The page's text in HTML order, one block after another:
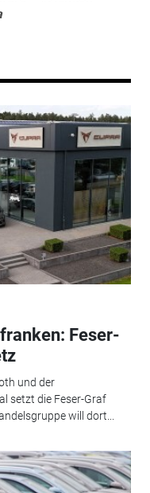
Feser-
und der
setzt die Feser-Graf
will dort...